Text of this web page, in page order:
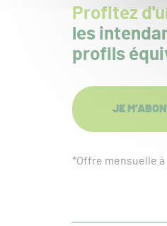
Profitez
les
profils
JE
*Offre mensuelle à